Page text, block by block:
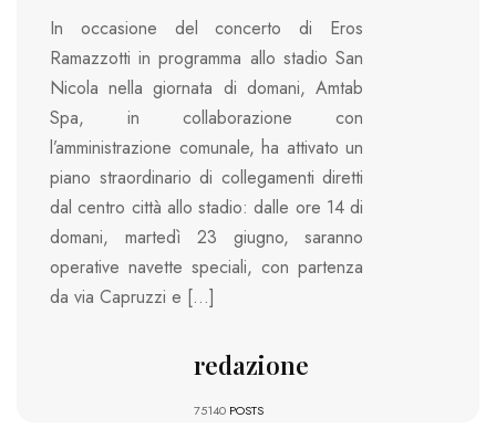
In occasione del concerto di Eros
Ramazzotti in programma allo stadio San
Nicola nella giornata di domani, Amtab
Spa, in collaborazione con
l’amministrazione comunale, ha attivato un
piano straordinario di collegamenti diretti
dal centro città allo stadio: dalle ore 14 di
domani, martedì 23 giugno, saranno
operative navette speciali, con partenza
da via Capruzzi e […]
redazione
75140 POSTS